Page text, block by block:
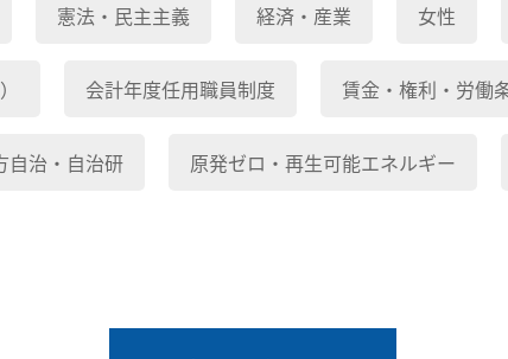
憲法・民主主義 経済・産業 女性
会計年度任用職員制度 賃金・権利・労働
自治・自治研 原発ゼロ・再生可能エネルギー